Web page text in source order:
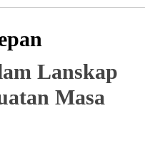
Lanskap
Masa